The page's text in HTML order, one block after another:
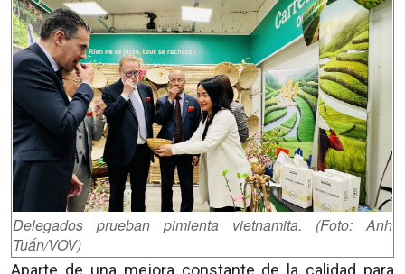
Delegados prueban pimienta vietnamita. (Foto: Anh
Tuấn/VOV)
Aparte de una mejora constante de la calidad para